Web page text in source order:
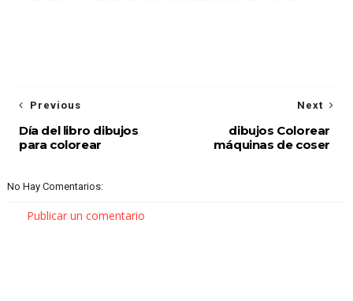
Next
dibujos Colorear
máquinas de coser
Previous
Día del libro dibujos
para colorear
No Hay Comentarios:
Publicar un comentario